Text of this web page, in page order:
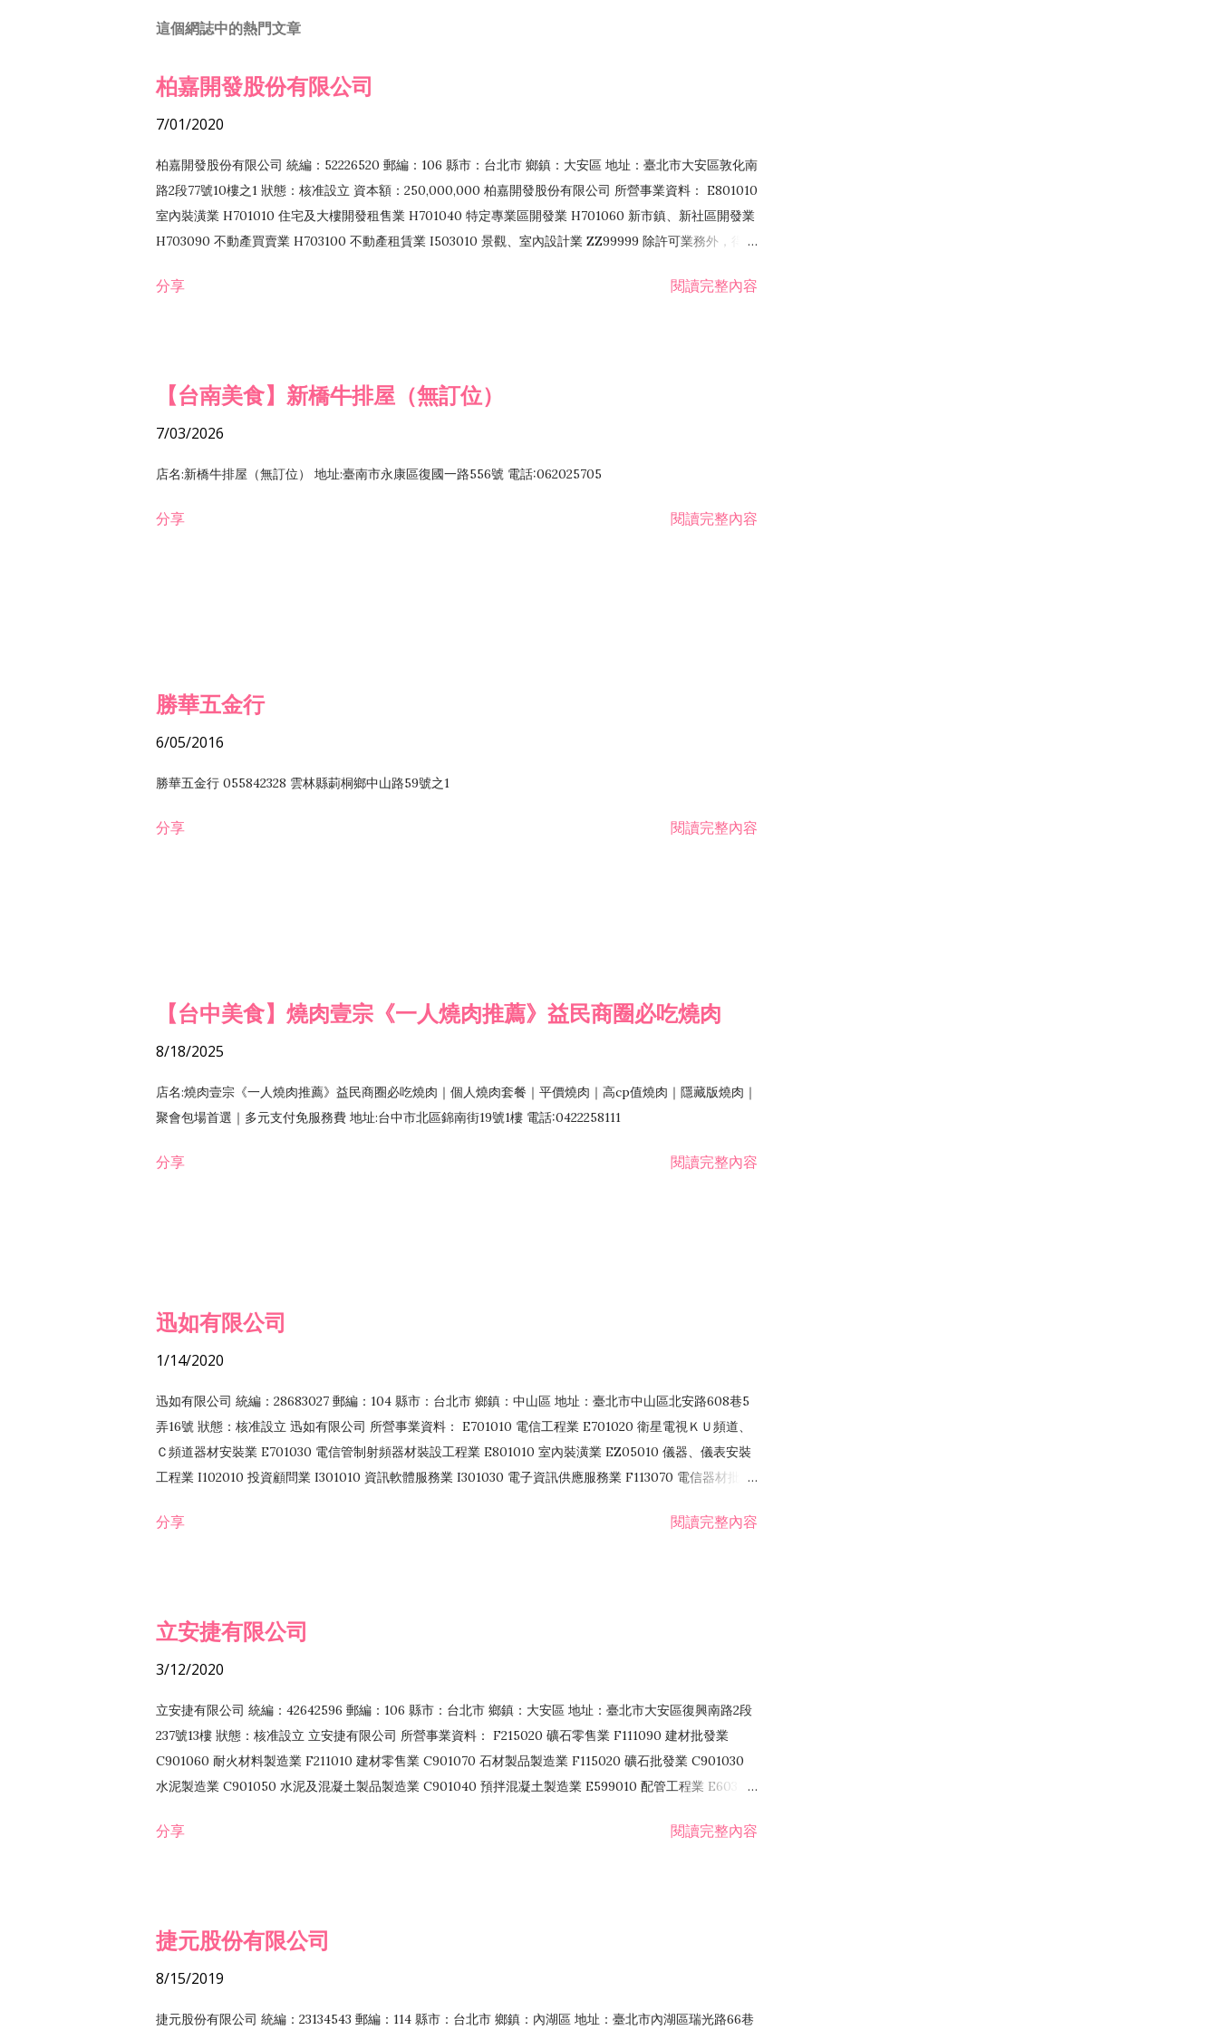
這個網誌中的熱門文章
柏嘉開發股份有限公司
7/01/2020
柏嘉開發股份有限公司 統編：52226520 郵編：106 縣市：台北市 鄉鎮：大安區 地址：臺北市大安區敦化南
路2段77號10樓之1 狀態：核准設立 資本額：250,000,000 柏嘉開發股份有限公司 所營事業資料： E801010
室內裝潢業 H701010 住宅及大樓開發租售業 H701040 特定專業區開發業 H701060 新市鎮、新社區開發業
H703090 不動產買賣業 H703100 不動產租賃業 I503010 景觀、室內設計業 ZZ99999 除許可業務外，得經
分享 閱讀完整內容
【台南美食】新橋牛排屋（無訂位）
7/03/2026
店名:新橋牛排屋（無訂位） 地址:臺南市永康區復國一路556號 電話:062025705
分享 閱讀完整內容
勝華五金行
6/05/2016
勝華五金行 055842328 雲林縣莿桐鄉中山路59號之1
分享 閱讀完整內容
【台中美食】燒肉壹宗《一人燒肉推薦》益民商圈必吃燒肉
8/18/2025
店名:燒肉壹宗《一人燒肉推薦》益民商圈必吃燒肉｜個人燒肉套餐｜平價燒肉｜高cp值燒肉｜隱藏版燒肉｜
聚會包場首選｜多元支付免服務費 地址:台中市北區錦南街19號1樓 電話:0422258111
分享 閱讀完整內容
迅如有限公司
1/14/2020
迅如有限公司 統編：28683027 郵編：104 縣市：台北市 鄉鎮：中山區 地址：臺北市中山區北安路608巷5
弄16號 狀態：核准設立 迅如有限公司 所營事業資料： E701010 電信工程業 E701020 衛星電視ＫＵ頻道、
Ｃ頻道器材安裝業 E701030 電信管制射頻器材裝設工程業 E801010 室內裝潢業 EZ05010 儀器、儀表安裝
工程業 I102010 投資顧問業 I301010 資訊軟體服務業 I301030 電子資訊供應服務業 F113070 電信器材批發
務 F102030 菸酒批發業 F203020 菸酒零售業 F401171 酒類輸入業
分享 閱讀完整內容
立安捷有限公司
3/12/2020
立安捷有限公司 統編：42642596 郵編：106 縣市：台北市 鄉鎮：大安區 地址：臺北市大安區復興南路2段
237號13樓 狀態：核准設立 立安捷有限公司 所營事業資料： F215020 礦石零售業 F111090 建材批發業
C901060 耐火材料製造業 F211010 建材零售業 C901070 石材製品製造業 F115020 礦石批發業 C901030
水泥製造業 C901050 水泥及混凝土製品製造業 C901040 預拌混凝土製造業 E599010 配管工程業 E603110
EZ99990 其他工程業 F102170 食品什貨批發業 F106020 日常用品批發業 F108031 醫療器材批發業
分享 閱讀完整內容
捷元股份有限公司
8/15/2019
捷元股份有限公司 統編：23134543 郵編：114 縣市：台北市 鄉鎮：內湖區 地址：臺北市內湖區瑞光路66巷